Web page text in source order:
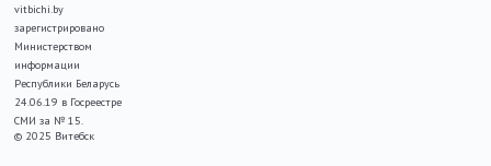
vitbichi.by
зарегистрировано
Министерством
информации
Республики Беларусь
24.06.19 в Госреестре
СМИ за № 15.
© 2025 Витебск